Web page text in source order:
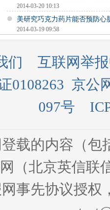
2014-03-20 10:13
美研究巧克力药片能否预防心
2014-03-19 09:58
们
互联网举
0108263 京公
097号
载的内容（
（北京英信联
事先协议授权